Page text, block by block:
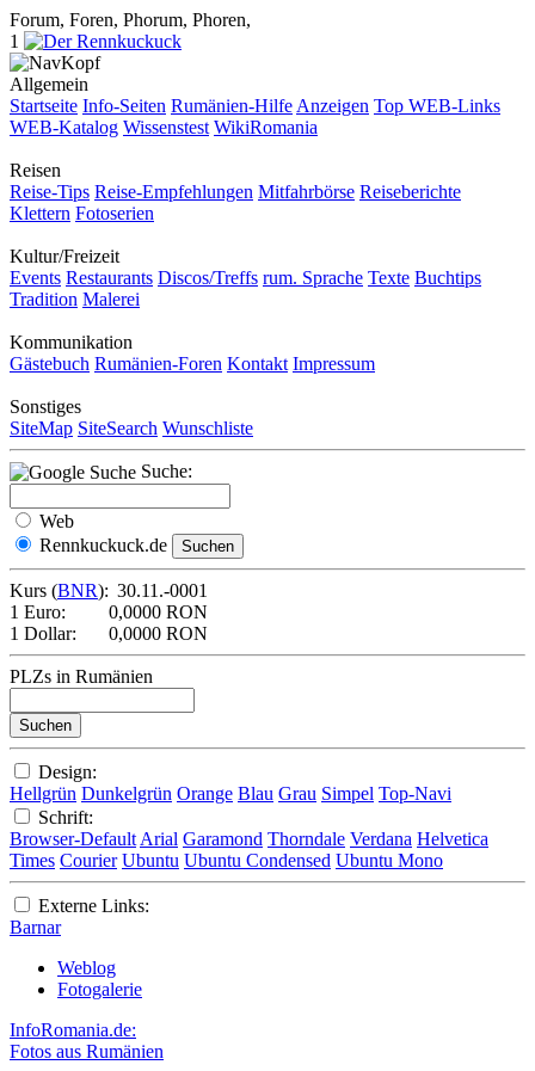
Forum, Foren, Phorum, Phoren,
1
Allgemein
Startseite Info-Seiten Rumänien-Hilfe Anzeigen Top WEB-Links
WEB-Katalog Wissenstest WikiRomania
Reisen
Reise-Tips Reise-Empfehlungen Mitfahrbörse Reiseberichte
Klettern Fotoserien
Kultur/Freizeit
Events Restaurants Discos/Treffs rum. Sprache Texte Buchtips
Tradition Malerei
Kommunikation
Gästebuch Rumänien-Foren Kontakt Impressum
Sonstiges
SiteMap SiteSearch Wunschliste
Suche:
Web
Rennkuckuck.de
Kurs (BNR): 30.11.-0001
1 Euro:
0,0000 RON
1 Dollar:
0,0000 RON
PLZs in Rumänien
Design:
Hellgrün Dunkelgrün Orange Blau Grau Simpel Top-Navi
Schrift:
Browser-Default Arial Garamond Thorndale Verdana Helvetica
Times Courier Ubuntu Ubuntu Condensed Ubuntu Mono
Externe Links:
Barnar
Weblog
Fotogalerie
InfoRomania.de:
Fotos aus Rumänien